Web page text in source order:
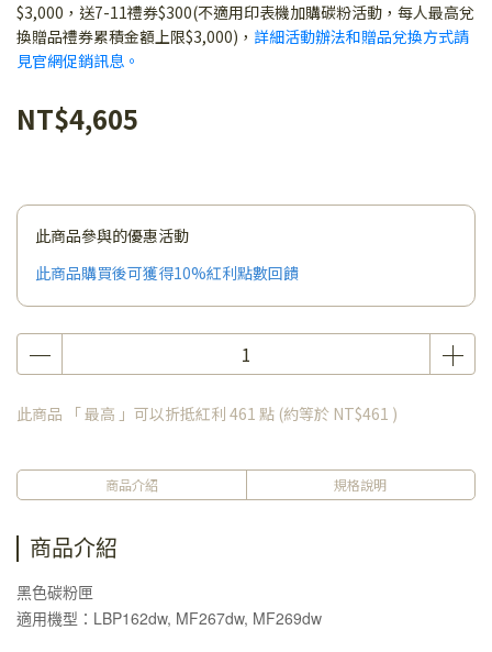
$3,000，送7-11禮券$300(不適用印表機加購碳粉活動，每人最高兌
換贈品禮券累積金額上限$3,000)， 詳細活動辦法和贈品兌換方式請
見官網促銷訊息。
NT$4,605
此商品參與的優惠活動
此商品購買後可獲得10%紅利點數回饋
此商品 「 最高 」可以折抵紅利 461 點 (約等於 NT$461 )
商品介紹 規格說明
商品介紹
黑色碳粉匣
適用機型：LBP162dw, MF267dw, MF269dw